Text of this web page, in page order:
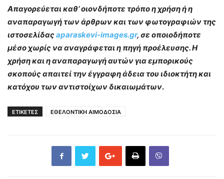
Απαγορεύεται καθ’ οιονδήποτε τρόπο η χρήση ή η
αναπαραγωγή των άρθρων και των φωτογραφιών της
ιστοσελίδας aparaskevi-images.gr, σε οποιοδήποτε
μέσο χωρίς να αναγράφεται η πηγή προέλευσης. Η
χρήση και η αναπαραγωγή αυτών για εμπορικούς
σκοπούς απαιτεί την έγγραφη άδεια του ιδιοκτήτη και
κατόχου των αντιστοίχων δικαιωμάτων.
ΕΤΙΚΕΤΕΣ ΕΘΕΛΟΝΤΙΚΗ ΑΙΜΟΔΟΣΙΑ